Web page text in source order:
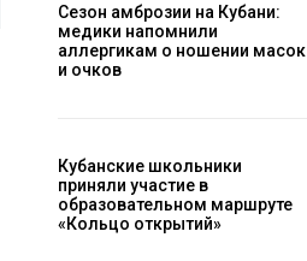
Сезон амброзии на Кубани:
медики напомнили
аллергикам о ношении масок
и очков
Кубанские школьники
приняли участие в
образовательном маршруте
«Кольцо открытий»